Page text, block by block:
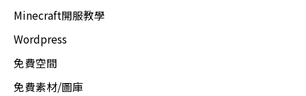
Minecraft開服教學
Wordpress
免費空間
免費素材/圖庫